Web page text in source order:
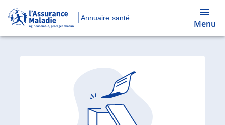
Annuaire santé
Menu